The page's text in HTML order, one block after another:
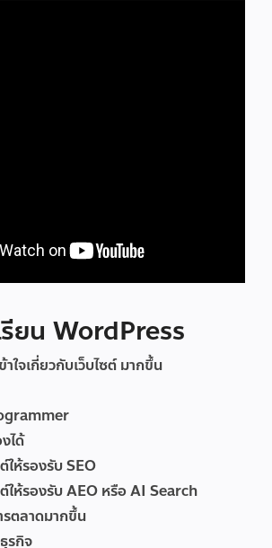
รียน WordPress
าใจเกี่ยวกับเว็บไซต์ มากขึ้น
ได้
ให้รองรับ SEO
ให้รองรับ AEO หรือ AI Search
ตลาดมากขึ้น
รกิจ